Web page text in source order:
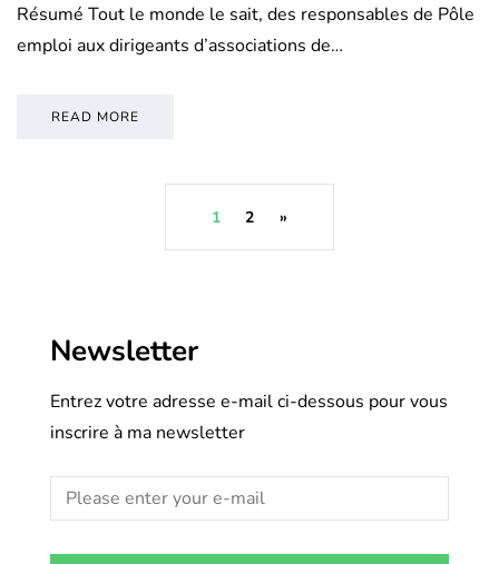
Résumé Tout le monde le sait, des responsables de Pôle
emploi aux dirigeants d’associations de…
READ MORE
1 2 »
Newsletter
Entrez votre adresse e-mail ci-dessous pour vous
inscrire à ma newsletter